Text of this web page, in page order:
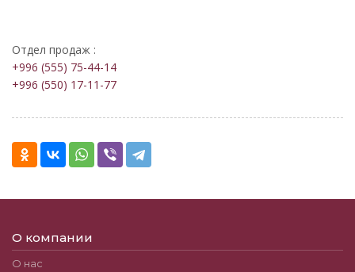
Отдел продаж :
+996 (555) 75-44-14
+996 (550) 17-11-77
О компании
О нас